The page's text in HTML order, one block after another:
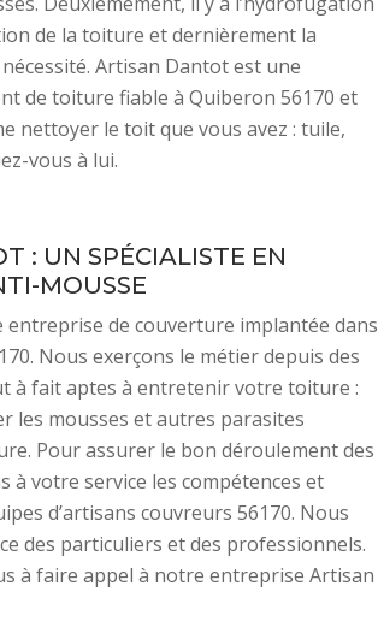
de la toiture et dernièrement la
Artisan Dantot est une
de toiture fiable à Quiberon 56170 et
nettoyer le toit que vous avez : tuile,
vous à lui.
: UN SPÉCIALISTE EN
MOUSSE
de couverture implantée dans
Nous exerçons le métier depuis des
à fait aptes à entretenir votre toiture :
les mousses et autres parasites
Pour assurer le bon déroulement des
à votre service les compétences et
d’artisans couvreurs 56170. Nous
des particuliers et des professionnels.
à faire appel à notre entreprise Artisan